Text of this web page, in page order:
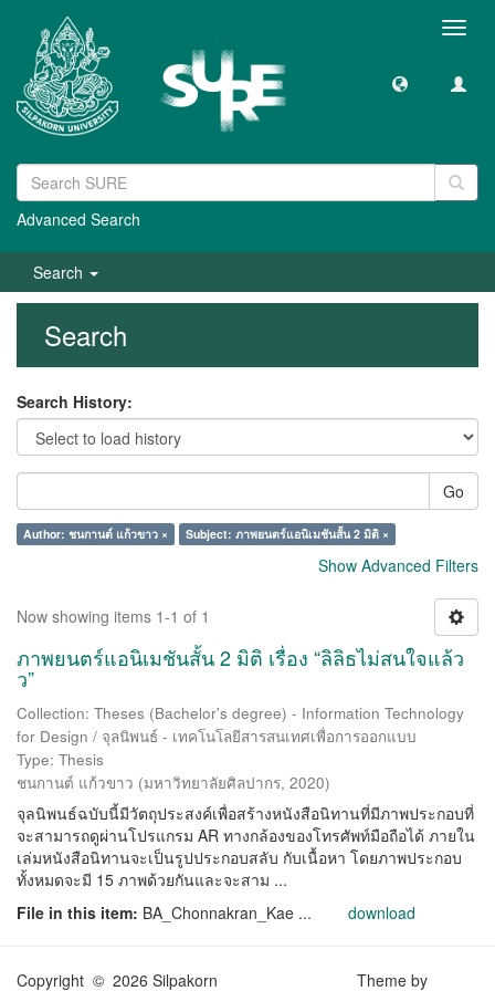
Advanced Search
Search
Search
Search History:
Go
Author: ชนกานต์ แก้วขาว × Subject: ภาพยนตร์แอนิเมชันสั้น 2 มิติ ×
Show Advanced Filters
Now showing items 1-1 of 1
ภาพยนตร์แอนิเมชันสั้น 2 มิติ เรื่อง “ลิลิธไม่สนใจแล้ว
ว”
Collection: Theses (Bachelor's degree) - Information Technology
for Design / จุลนิพนธ์ - เทคโนโลยีสารสนเทศเพื่อการออกแบบ
Type: Thesis
ชนกานต์ แก้วขาว (มหาวิทยาลัยศิลปากร, 2020)
จุลนิพนธ์ฉบับนี้มีวัตถุประสงค์เพื่อสร้างหนังสือนิทานที่มีภาพประกอบที่
จะสามารถดูผ่านโปรแกรม AR ทางกล้องของโทรศัพท์มือถือได้ ภายใน
เล่มหนังสือนิทานจะเป็นรูปประกอบสลับ กับเนื้อหา โดยภาพประกอบ
ทั้งหมดจะมี 15 ภาพด้วยกันและจะสาม ...
File in this item: BA_Chonnakran_Kae ... download
Copyright © 2026 Silpakorn Theme by